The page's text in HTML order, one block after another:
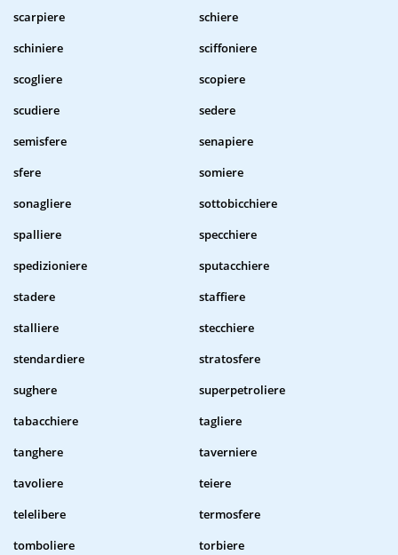
scarpiere
schiere
schiniere
sciffoniere
scogliere
scopiere
scudiere
sedere
semisfere
senapiere
sfere
somiere
sonagliere
sottobicchiere
spalliere
specchiere
spedizioniere
sputacchiere
stadere
staffiere
stalliere
stecchiere
stendardiere
stratosfere
sughere
superpetroliere
tabacchiere
tagliere
tanghere
taverniere
tavoliere
teiere
telelibere
termosfere
tomboliere
torbiere